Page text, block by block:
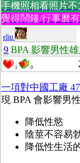
手機照相看照片
覺得鬧鐘/行事曆
eliu
9 BPA 影響男性
1 0
一項對中國工廠
現 BPA 會影響男
降低性慾
陰莖不容易
降低性生活